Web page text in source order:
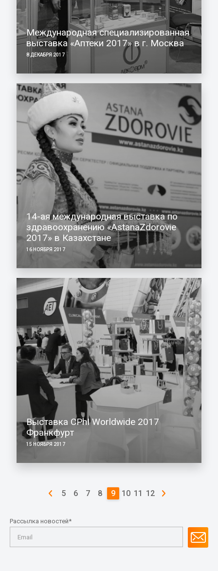
Международная специализированная
выставка «Аптеки 2017» в г. Москва
8 ДЕКАБРЯ 2017
14-ая международная выставка по
здравоохранению «AstanaZdorovie
2017» в Казахстане
16 НОЯБРЯ 2017
Выставка CPhI Worldwide 2017
Франкфурт
15 НОЯБРЯ 2017
5 6 7 8 9 10 11 12
Рассылка новостей